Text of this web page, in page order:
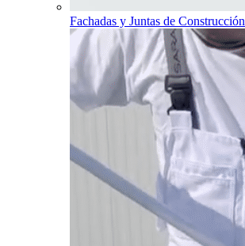
Fachadas y Juntas de Construcción